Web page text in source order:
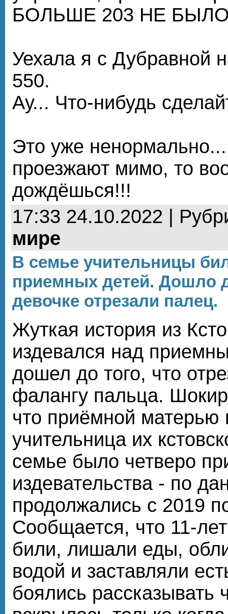
БОЛЬШЕ 203 НЕ БЫЛО
Уехала я с Дубравной
550.
Ау... Что-нибудь
Это уже
проезжают мимо, то
дождёшься!!!
17:33 24.10.2022 |
мире
В семье учительницы
приемных детей. Дошло
девочке отрезали палец.
Жуткая история из
издевался над
дошел до того, что
фалангу пальца.
что приёмной
учительница их
семье было четверо
издевательства - по
продолжались с 2019
Сообщается, что 11-
били, лишали еды,
водой и заставляли
боялись рассказывать